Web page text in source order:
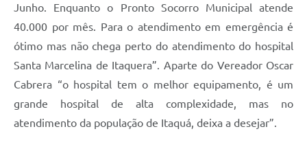
Junho. Enquanto o Pronto Socorro Municipal atende
40.000 por mês. Para o atendimento em emergência é
ótimo mas não chega perto do atendimento do hospital
Santa Marcelina de Itaquera”. Aparte do Vereador Oscar
Cabrera “o hospital tem o melhor equipamento, é um
grande hospital de alta complexidade, mas no
atendimento da população de Itaquá, deixa a desejar”.